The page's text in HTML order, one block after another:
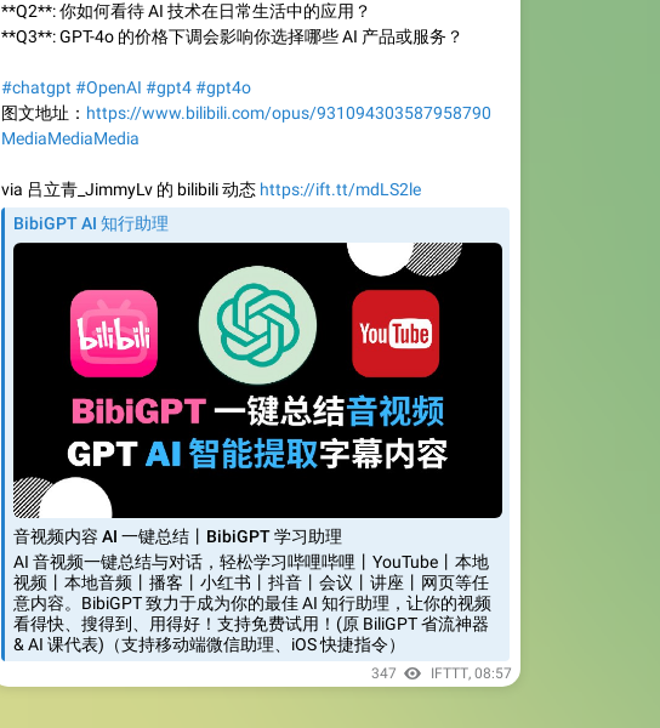
**Q2**: 你如何看待 AI 技术在日常生活中的应用？
**Q3**: GPT-4o 的价格下调会影响你选择哪些 AI 产品或服务？
#chatgpt #OpenAI #gpt4#gpt4o
图文地址： https://www.bilibili.com/opus/931094303587958790
MediaMediaMedia
via 吕立青_JimmyLv 的 bilibili 动态 https://ift.tt/mdLS2le
BibiGPT AI 知行助理
音视频内容 AI 一键总结丨BibiGPT 学习助理
AI 音视频一键总结与对话，轻松学习哔哩哔哩丨YouTube丨本地
视频丨本地音频丨播客丨小红书丨抖音丨会议丨讲座丨网页等任
意内容。BibiGPT 致力于成为你的最佳 AI 知行助理，让你的视频
看得快、搜得到、用得好！支持免费试用！(原 BiliGPT 省流神器
& AI 课代表)（支持移动端微信助理、iOS 快捷指令）
347 IFTTT, 08:57